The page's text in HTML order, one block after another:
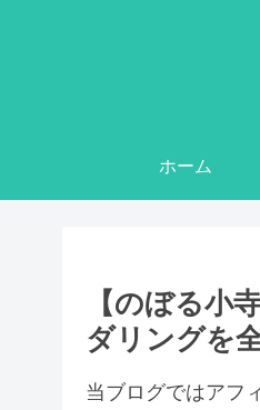
ホーム
【のぼる小
ダリングを
当ブログではアフ